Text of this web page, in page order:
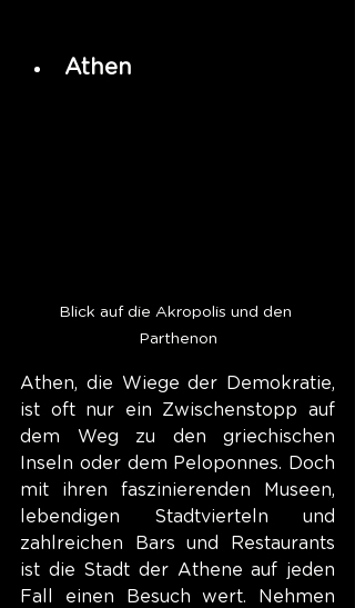
Athen
Blick auf die Akropolis und den
Parthenon
Athen, die Wiege der Demokratie,
ist oft nur ein Zwischenstopp auf
dem Weg zu den griechischen
Inseln oder dem Peloponnes. Doch
mit ihren faszinierenden Museen,
lebendigen Stadtvierteln und
zahlreichen Bars und Restaurants
ist die Stadt der Athene auf jeden
Fall einen Besuch wert. Nehmen